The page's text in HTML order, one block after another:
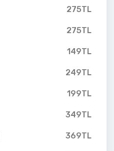
275TL
275TL
149TL
249TL
199TL
349TL
369TL